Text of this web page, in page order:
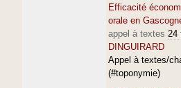
Efficacité
orale en
appel à textes 24
DINGUIRARD
Appel à textes/
(#toponymie)